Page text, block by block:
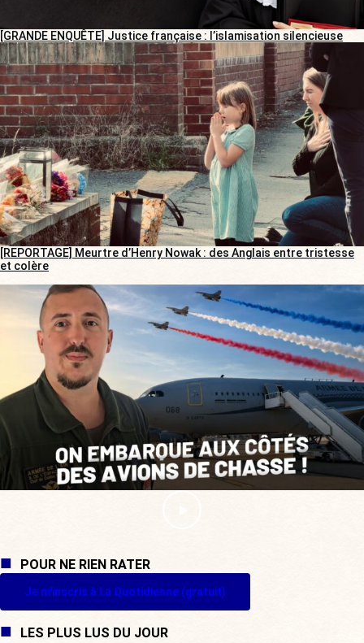
[GRANDE ENQUÊTE] Justice française : l’islamisation silencieuse
[REPORTAGE] Meurtre d’Henry Nowak : des Anglais entre tristesse
et colère
POUR NE RIEN RATER
Je m'inscris à La Quotidienne (gratuit)
LES PLUS LUS DU JOUR